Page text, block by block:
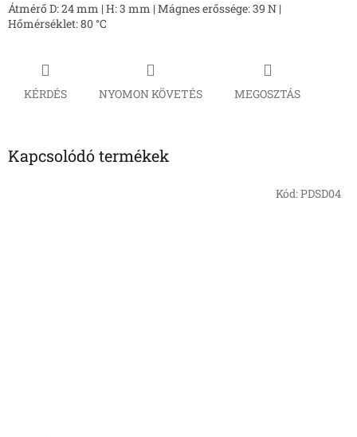
Átmérő D: 24 mm | H: 3 mm | Mágnes erőssége: 39 N |
Hőmérséklet: 80 °C
KÉRDÉS NYOMON KÖVETÉS MEGOSZTÁS
Kapcsolódó termékek
Kód:PDSD04